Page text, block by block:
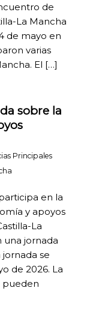
de
La Mancha
de mayo en
varias
El […]
sobre la
Principales
en la
y apoyos
La
una jornada
jornada se
de 2026. La
pueden